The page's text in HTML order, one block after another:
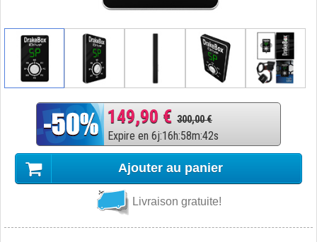
149,90 € 300,00 €
Expire en 6j:16h:58m:42s
Ajouter au panier
Livraison gratuite!